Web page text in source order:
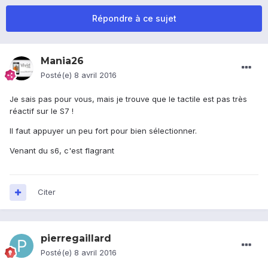
Répondre à ce sujet
Mania26
Posté(e) 8 avril 2016
Je sais pas pour vous, mais je trouve que le tactile est pas très
réactif sur le S7 !
Il faut appuyer un peu fort pour bien sélectionner.
Venant du s6, c'est flagrant
Citer
pierregaillard
Posté(e) 8 avril 2016